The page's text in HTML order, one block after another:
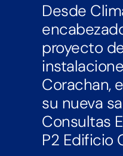
Desde
proyecto
Corachan,
su nueva
Consultas
P2 Edificio